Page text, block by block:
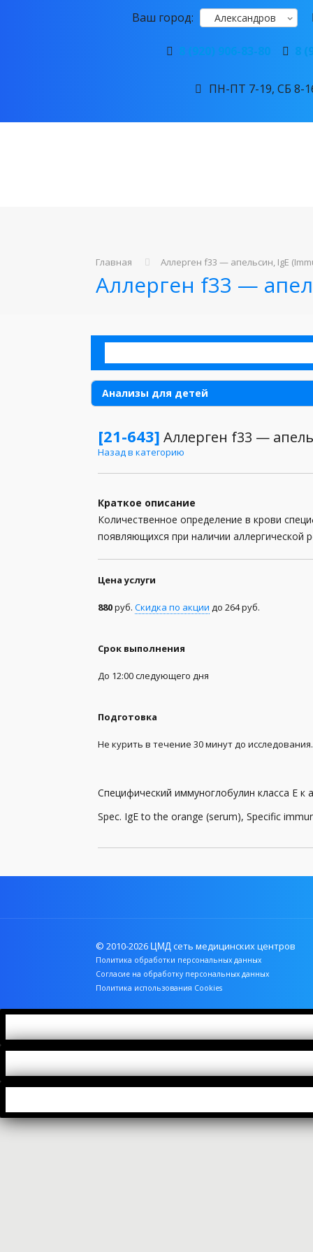
Ваш город: Александров
8 (920) 906-83-80 8
ПН-ПТ 7-19, СБ 8-
Главная Аллерген f33 — апельсин, IgE
Аллерген f33 —
Анализы для детей
Анализы для женщин
Анализы кала
Анализы мочи
Анализы при беременности
Генетические анализы
Гормоны
Инфекционные, паразитные и грибковые
Комплексы
Онкомаркеры
Свертываемость крови
ТОП 50
Установление родства
Цистологические и гистологические анализы
[21-643] Аллерген f33 —
Назад в категорию
Краткое описание
Количественное определение в крови
появляющихся при наличии аллергической
Цена услуги
880руб. Скидка по акции до 264 руб.
Срок выполнения
До 12:00 следующего дня
Подготовка
Не курить в течение 30 минут до исследования.
Специфический иммуноглобулин класса Е к
Spec. IgE to the orange (serum), Specific
© 2010-2026 ЦМД сеть медицинских центров
Политика обработки персональных данных
Согласие на обработку персональных данных
Политика использования Cookies